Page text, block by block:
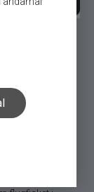
introducerat
och genom
Något